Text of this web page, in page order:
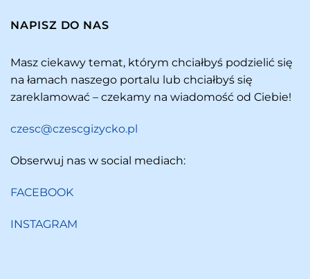
NAPISZ DO NAS
Masz ciekawy temat, którym chciałbyś podzielić się
na łamach naszego portalu lub chciałbyś się
zareklamować – czekamy na wiadomość od Ciebie!
czesc@czescgizycko.pl
Obserwuj nas w social mediach:
FACEBOOK
INSTAGRAM